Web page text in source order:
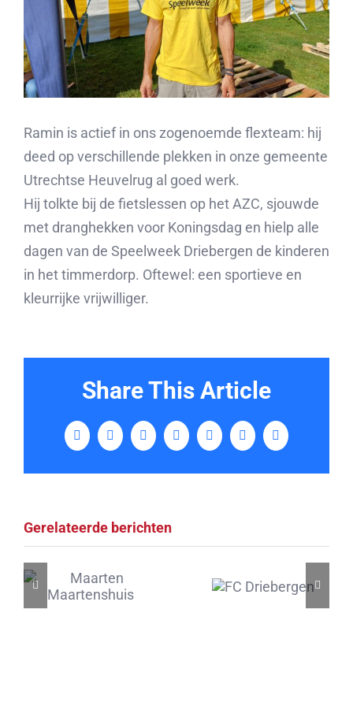
Ramin is actief in ons zogenoemde flexteam: hij
deed op verschillende plekken in onze gemeente
Utrechtse Heuvelrug al goed werk.
Hij tolkte bij de fietslessen op het AZC, sjouwde
met dranghekken voor Koningsdag en hielp alle
dagen van de Speelweek Driebergen de kinderen
in het timmerdorp. Oftewel: een sportieve en
kleurrijke vrijwilliger.
Share This Article
FacebookTwitter LinkedInTumblr PinterestVk
E-
mail
Gerelateerde berichten